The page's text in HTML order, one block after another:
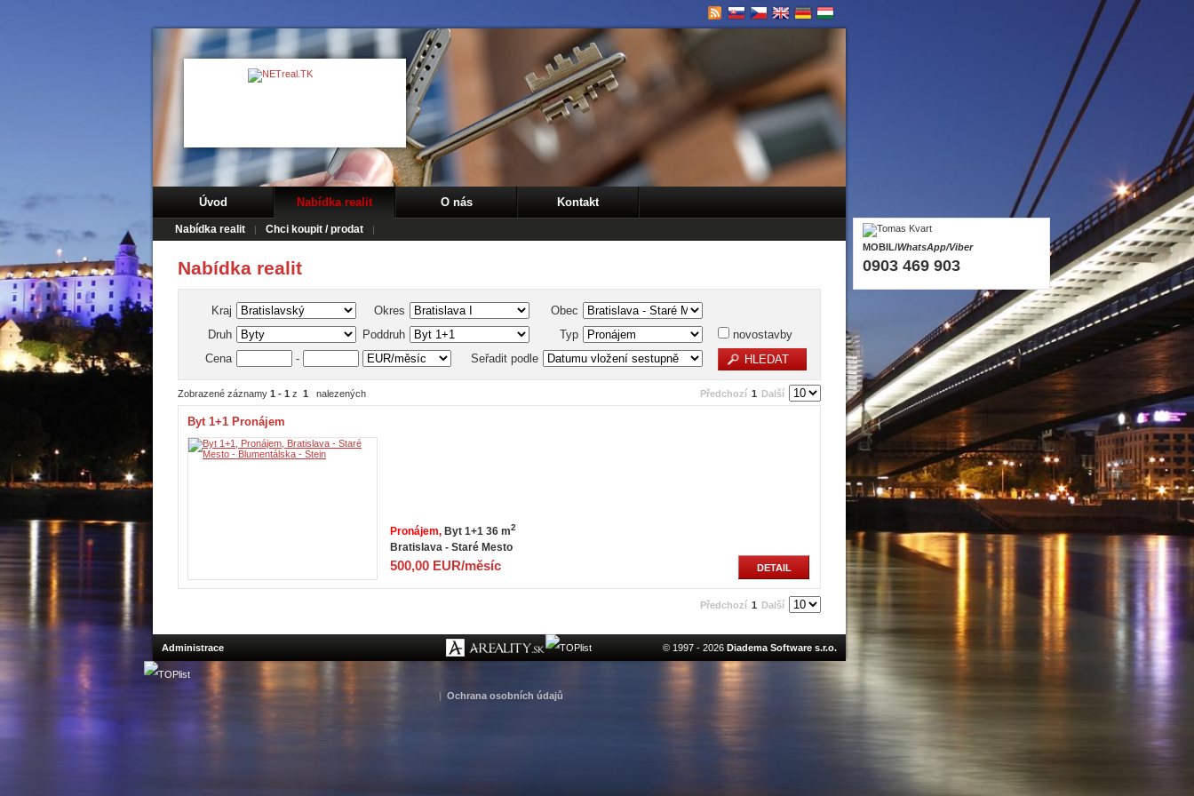
Úvod Nabídka realit
Nabídka realit Chci koupit / prodat
O nás Kontakt
Nabídka realit
Kraj Okres
Obec
Druh
Poddruh
Typ
Cena
- Seřadit podle
novostavby
Zobrazené záznamy 1 - 1 z 1 nalezených Předchozí 1 Další
Byt 1+1 Pronájem
Pronájem Byt 1+1 36 m2
Bratislava - Staré Mesto
DETAIL
500,00 EUR/měsíc
Předchozí 1 Další
MOBIL/WhatsApp/Viber
0903 469 903
Administrace © 1997 - 2026 Diadema Software s.r.o.
| Ochrana osobních údajů